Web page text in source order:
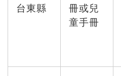
台東縣
冊或兒
童手冊